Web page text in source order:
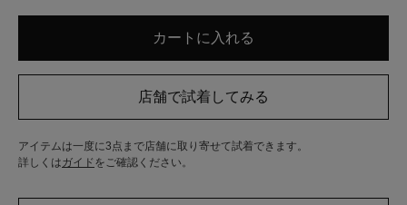
アイテムは一度に3点まで店舗に取り寄せて試着できます。
詳しくはガイド をご確認ください。